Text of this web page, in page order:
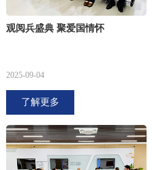
观阅兵盛典 聚爱国情怀
2025-09-04
了解更多